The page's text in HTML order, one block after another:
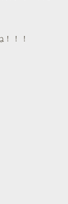
！！